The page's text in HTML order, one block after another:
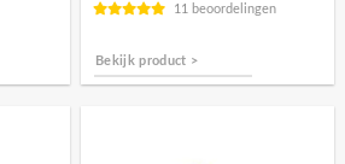
11 beoordelingen
Bekijk product >